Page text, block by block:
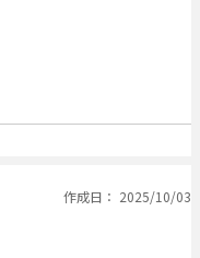
作成日： 2025/10/03